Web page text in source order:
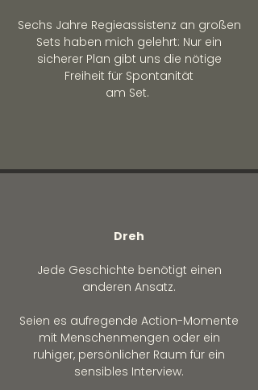
Sechs Jahre Regieassistenz an großen
Sets haben mich gelehrt: Nur ein
sicherer Plan gibt uns die nötige
Freiheit für Spontanität
am Set.
Dreh
Jede Geschichte benötigt einen
anderen Ansatz.
Seien es aufregende Action-Momente
mit Menschenmengen oder ein
ruhiger, persönlicher Raum für ein
sensibles Interview.